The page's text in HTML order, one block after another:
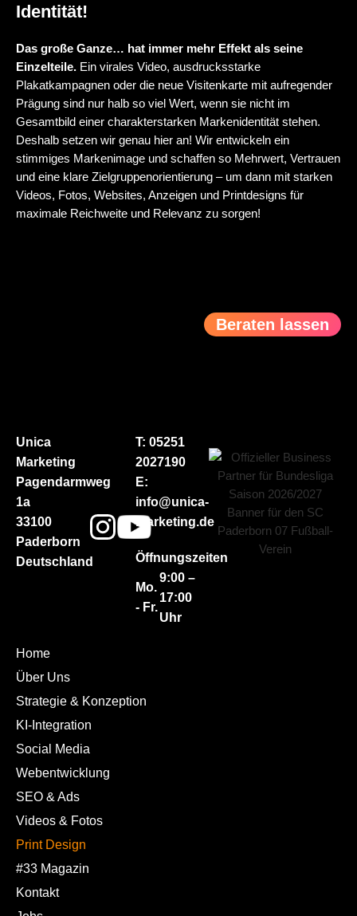
Beraten lassen
Identität!
Das große Ganze… hat immer mehr Effekt als seine
Einzelteile. Ein virales Video, ausdrucksstarke
Plakatkampagnen oder die neue Visitenkarte mit aufregender
Prägung sind nur halb so viel Wert, wenn sie nicht im
Gesamtbild einer charakterstarken Markenidentität stehen.
Deshalb setzen wir genau hier an! Wir entwickeln ein
stimmiges Markenimage und schaffen so Mehrwert, Vertrauen
und eine klare Zielgruppenorientierung – um dann mit starken
Videos, Fotos, Websites, Anzeigen und Printdesigns für
maximale Reichweite und Relevanz zu sorgen!
Unica
Marketing
Pagendarmweg
1a
33100
Paderborn
Deutschland
T: 05251
2027190
E:
info@unica-
marketing.de
Öffnungszeiten
Mo.
- Fr.
9:00 –
17:00
Uhr
Home
Über Uns
Strategie & Konzeption
KI-Integration
Social Media
Webentwicklung
SEO & Ads
Videos & Fotos
Print Design
#33 Magazin
Kontakt